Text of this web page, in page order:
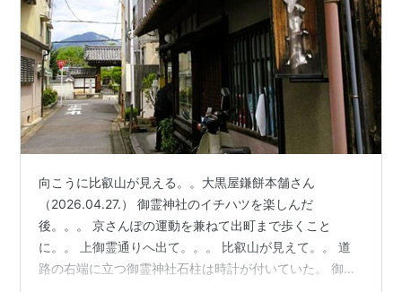
向こうに比叡山が見える。。大黒屋鎌餅本舗さん
（2026.04.27.） 御霊神社のイチハツを楽しんだ
後。。。 京さんぽの運動を兼ねて出町まで歩くこと
に。。 上御霊通りへ出て。。。 比叡山が見えて。。 道
路の右端に立つ御霊神社石柱は時計が付いていた。 御霊